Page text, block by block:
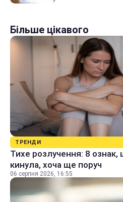
Більше цікавого
ТРЕНДИ
Тихе розлучення: 8
кинула, хоча ще поруч
06 серпня 2026, 16:55